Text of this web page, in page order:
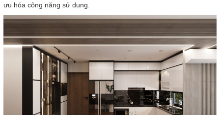
ưu hóa công năng sử dụng.